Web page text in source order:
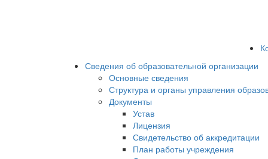
Сведения об образовательной организации
Основные сведения
Структура и органы управления
Документы
Устав
Лицензия
Свидетельство об аккредитации
План работы учреждения